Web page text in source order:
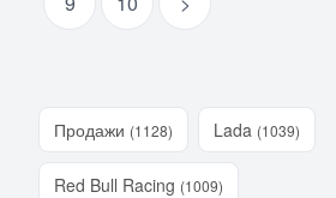
Продажи (1128) Lada (1039)
Red Bull Racing (1009)